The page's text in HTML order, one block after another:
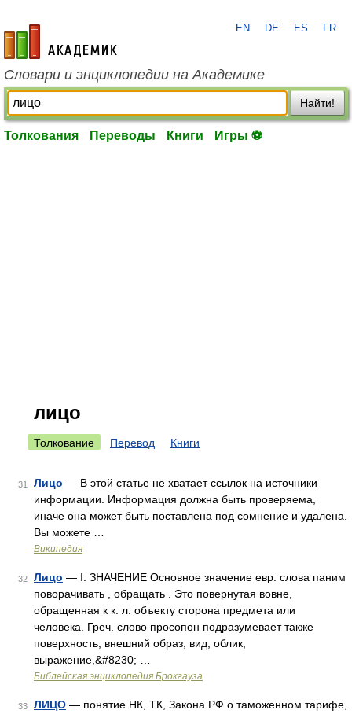
academic.ru
EN DE ES FR
Словари и энциклопедии на Академике
Найти!
Толкования Переводы Книги Игры ⚽
лицо
Толкование Перевод Книги
31 Лицо — В этой статье не хватает ссылок на источники
информации. Информация должна быть проверяема,
иначе она может быть поставлена под сомнение и удалена.
Вы можете …
Википедия
32 Лицо — I. ЗНАЧЕНИЕ Основное значение евр. слова паним
поворачивать , обращать . Это повернутая вовне,
обращенная к к. л. объекту сторона предмета или
человека. Греч. слово просопон подразумевает также
поверхность, внешний образ, вид, облик,
выражение,&#8230; …
Библейская энциклопедия Брокгауза
33 ЛИЦО — понятие НК, ТК, Закона РФ о таможенном тарифе,